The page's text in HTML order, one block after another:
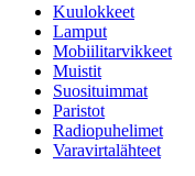
Kuulokkeet
Lamput
Mobiilitarvikkeet
Muistit
Suosituimmat
Paristot
Radiopuhelimet
Varavirtalähteet